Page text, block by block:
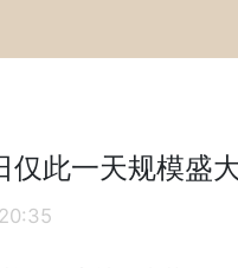
仅此一天规模盛